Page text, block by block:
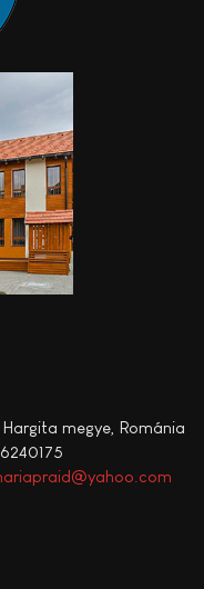
megye, Románia